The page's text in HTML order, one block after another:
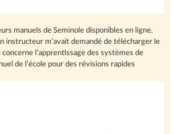
manuels de Seminole disponibles en ligne,
instructeur m’avait demandé de télécharger le
l’apprentissage des systèmes de
de l’école pour des révisions rapides